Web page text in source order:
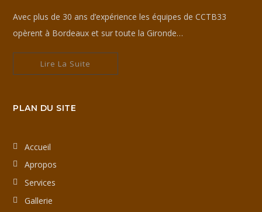
Avec plus de 30 ans d’expérience les équipes de CCTB33
opèrent à Bordeaux et sur toute la Gironde…
Lire La Suite
PLAN DU SITE
Accueil
Apropos
Services
Gallerie